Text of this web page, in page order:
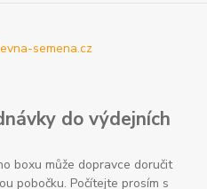
semena.cz
do výdejních
boxu může dopravce doručit
pobočku. Počítejte prosím s